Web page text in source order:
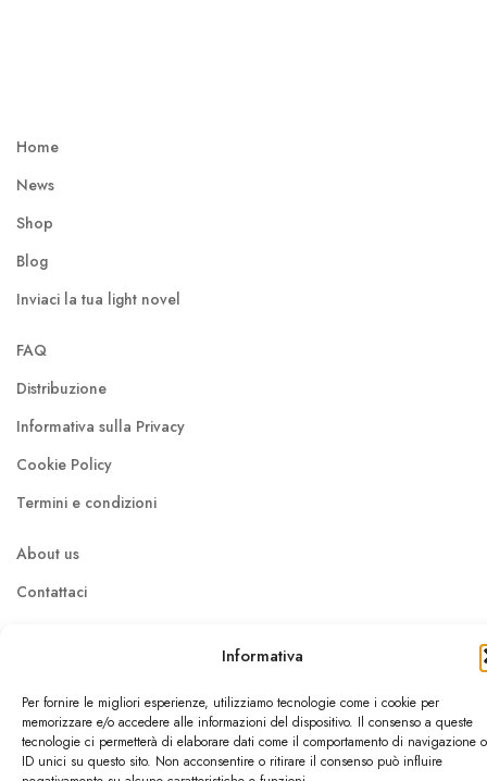
Informativa
Per fornire le migliori esperienze, utilizziamo tecnologie come i cookie per
memorizzare e/o accedere alle informazioni del dispositivo. Il consenso a queste
tecnologie ci permetterà di elaborare dati come il comportamento di navigazione o
ID unici su questo sito. Non acconsentire o ritirare il consenso può influire
Home
News
Shop
Blog
Inviaci la tua light novel
FAQ
Distribuzione
Informativa sulla Privacy
Cookie Policy
Termini e condizioni
About us
Contattaci
© Dokusho Edizioni Srl 2026
Pisa / P.IVA: 02410240507 / REA: PI - 204992